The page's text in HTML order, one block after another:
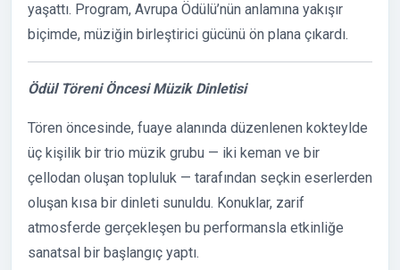
yaşattı. Program, Avrupa Ödülü’nün anlamına yakışır
biçimde, müziğin birleştirici gücünü ön plana çıkardı.
Ödül Töreni Öncesi Müzik Dinletisi
Tören öncesinde, fuaye alanında düzenlenen kokteylde
üç kişilik bir trio müzik grubu — iki keman ve bir
çellodan oluşan topluluk — tarafından seçkin eserlerden
oluşan kısa bir dinleti sunuldu. Konuklar, zarif
atmosferde gerçekleşen bu performansla etkinliğe
sanatsal bir başlangıç yaptı.